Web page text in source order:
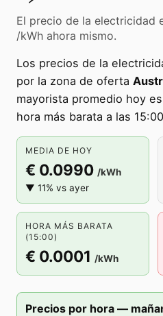
El precio de la electricidad
/kWh ahora mismo.
Los precios de la
por la zona de oferta
mayorista promedio hoy
hora más barata a las
MEDIA DE HOY
€ 0.0990 /kWh
▼ 11% vs ayer
HORA MÁS BARATA
(15:00)
€ 0.0001 /kWh
Precios por hora —